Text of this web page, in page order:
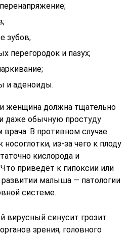
зубов;
перегородок и пазух;
и аденоиды.
женщина должна тщательно
даже обычную простуду
В противном случае
из-за чего к плоду
кислорода и
приведёт к гипоксии или
развитии малыша — патологии
системе.
вирусный синусит грозит
зрения, головного